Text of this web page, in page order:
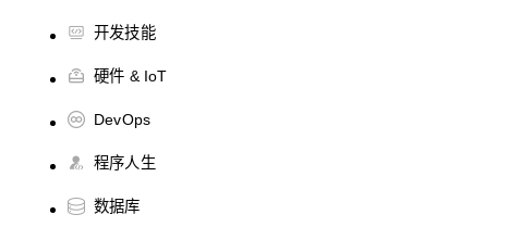
开发技能
硬件 & IoT
DevOps
程序人生
数据库